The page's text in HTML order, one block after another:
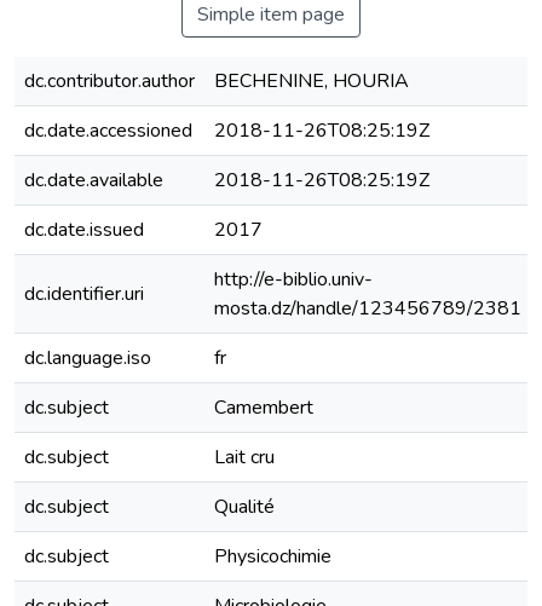
Simple item page
dc.contributor.author
BECHENINE, HOURIA
dc.date.accessioned
2018-11-26T08:25:19Z
dc.date.available
2018-11-26T08:25:19Z
dc.date.issued
2017
dc.identifier.uri
http://e-biblio.univ-
mosta.dz/handle/123456789/2381
dc.language.iso
fr
dc.subject
Camembert
dc.subject
Lait cru
dc.subject
Qualité
dc.subject
Physicochimie